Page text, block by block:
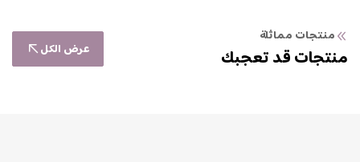
منتجات مماثلة
منتجات قد تعجبك عرض الكل